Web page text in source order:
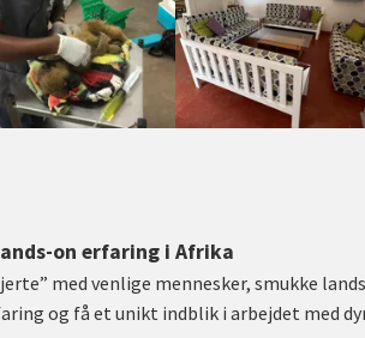
on erfaring i Afrika
med venlige mennesker, smukke
og få et unikt indblik i arbejdet med